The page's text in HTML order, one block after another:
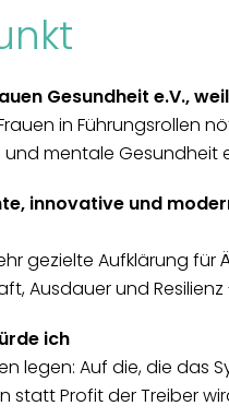
Gesundheit e.V., weil
in Führungsrollen
mentale
innovative und
gezielte Aufklärung für
Ausdauer und
ich
legen: Auf die, die das
statt Profit der Treiber